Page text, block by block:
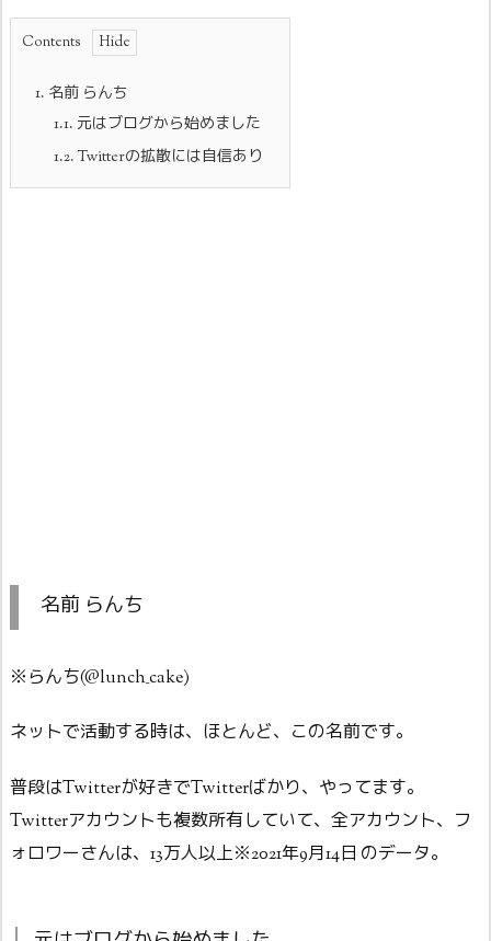
Contents
1. 名前 らんち
1.1. 元はブログから始めました
1.2.Twitterの拡散には自信あり
名前 らんち
※らんち(@lunch_cake)
ネットで活動する時は、ほとんど、この名前です。
普段はTwitterが好きでTwitterばかり、やってます。
Twitterアカウントも複数所有していて、全アカウント、フ
ォロワーさんは、13万人以上※2021年9月14日 のデータ。